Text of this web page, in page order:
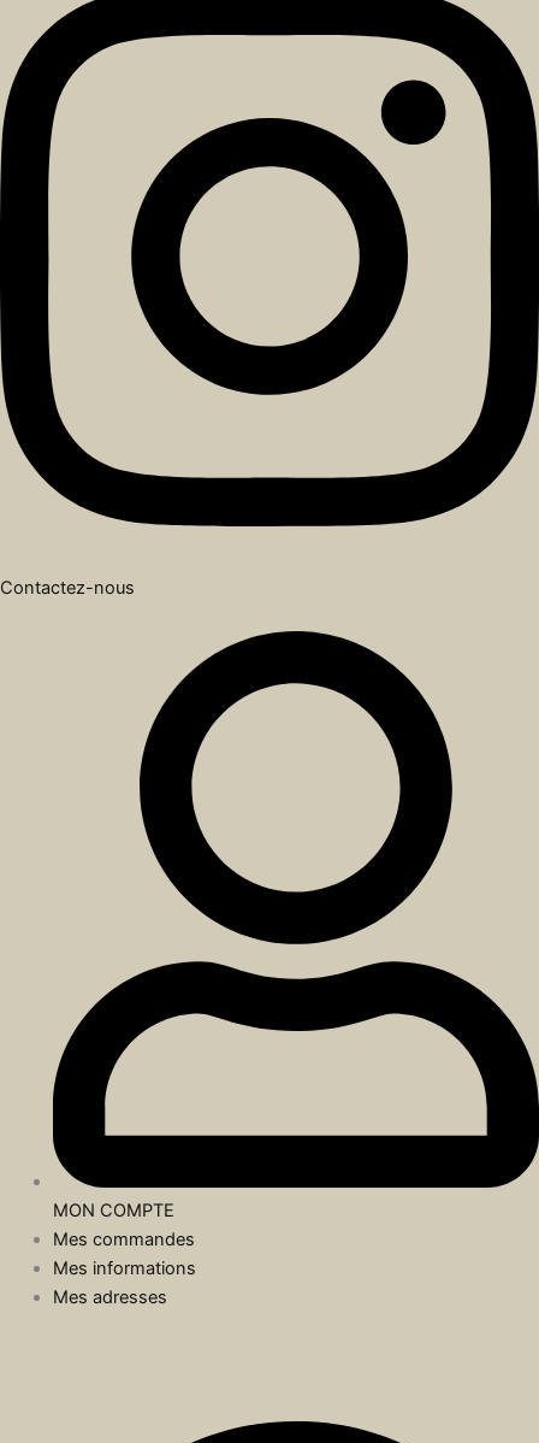
Contactez-nous
MON COMPTE
Mes commandes
Mes informations
Mes adresses